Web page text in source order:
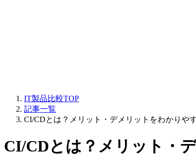
IT製品比較TOP
記事一覧
CI/CDとは？メリット・デメリットをわかりや
CI/CDとは？メリット・